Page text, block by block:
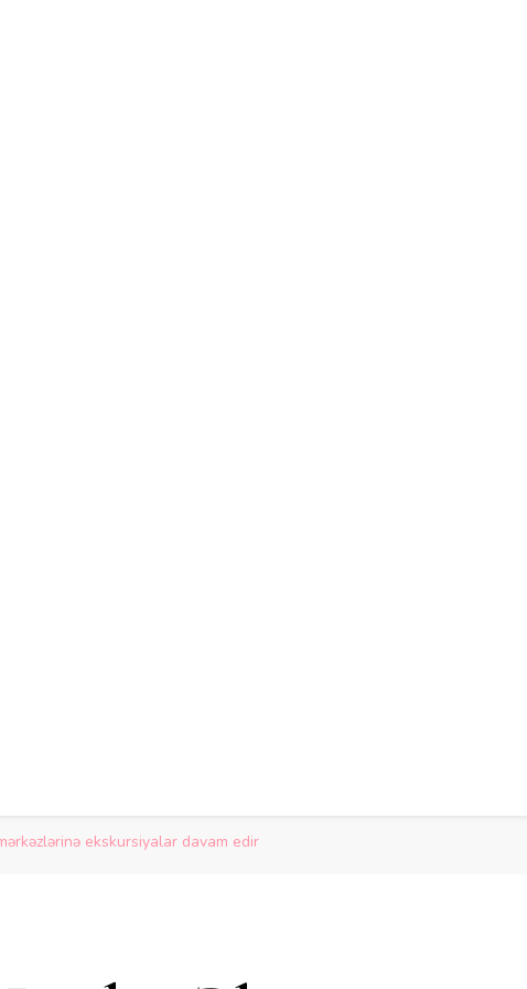
ekskursiyalar davam edir